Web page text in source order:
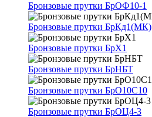
Бронзовые прутки БрОФ10-1
Бронзовые прутки БрКд1(МК)
Бронзовые прутки БрХ1
Бронзовые прутки БрНБТ
Бронзовые прутки БрО10С10
Бронзовые прутки БрОЦ4-3